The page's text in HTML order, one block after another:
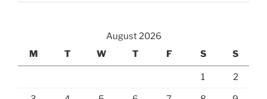
August 2026
M
T W T F S S
1 2